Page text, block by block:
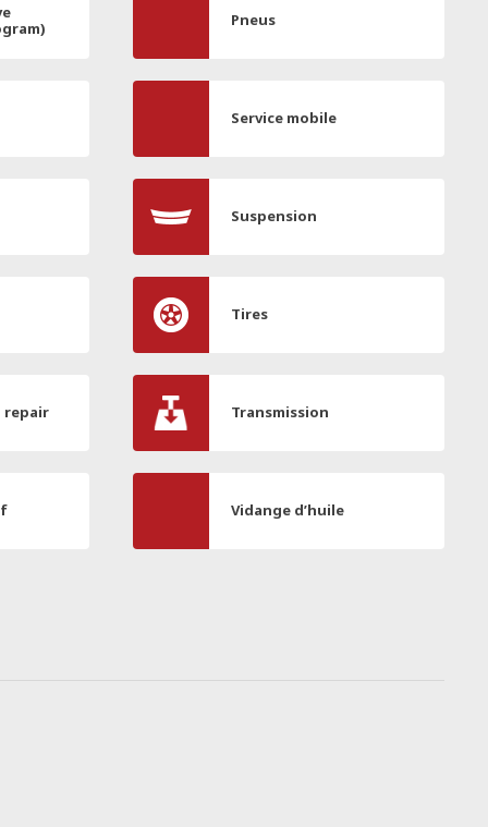
Pneus
Service mobile
Suspension
Tires
repair Transmission
Vidange d’huile